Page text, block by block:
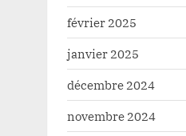
février 2025
janvier 2025
décembre 2024
novembre 2024